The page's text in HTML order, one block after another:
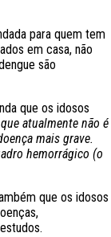
para quem tem
em casa, não
são
que os idosos
atualmente não é
mais grave.
hemorrágico (o
que os idosos